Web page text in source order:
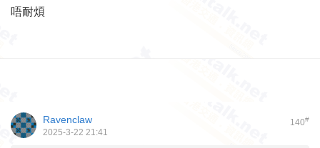
唔耐煩
140#
Ravenclaw
2025-3-22 21:41